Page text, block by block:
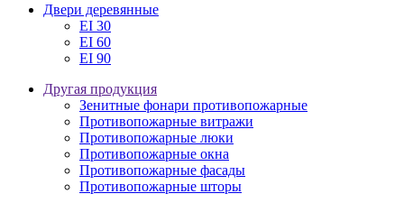
Двери деревянные
EI 30
EI 60
EI 90
Другая продукция
Зенитные фонари противопожарные
Противопожарные витражи
Противопожарные люки
Противопожарные окна
Противопожарные фасады
Противопожарные шторы